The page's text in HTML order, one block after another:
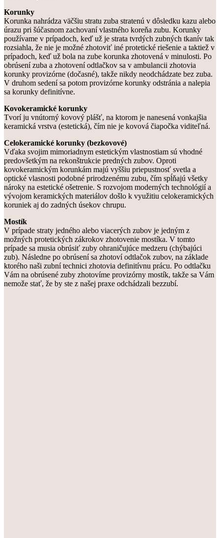
Korunky
Korunka nahrádza väčšiu stratu zuba stratenú v dôsledku kazu alebo
úrazu pri šúčasnom zachovaní vlastného koreňa zubu. Korunky
používame v prípadoch, keď už je strata tvrdých zubných tkanív tak
rozsiahla, že nie je možné zhotoviť iné protetické riešenie a taktiež v
prípadoch, keď už bola na zube korunka zhotovená v minulosti. Po
obrúsení zuba a zhotovení odtlačkov sa v ambulancii zhotovia
korunky provizórne (dočasné), takže nikdy neodchádzate bez zuba.
V druhom sedení sa potom provizórne korunky odstránia a nalepia
sa korunky definitívne.
Kovokeramické korunky
Tvorí ju vnútorný kovový plášť, na ktorom je nanesená vonkajšia
keramická vrstva (estetická), čím nie je kovová čiapočka viditeľná.
Celokeramické korunky (bezkovové)
Vďaka svojim mimoriadnym estetickým vlastnostiam sú vhodné
predovšetkým na rekonštrukcie predných zubov. Oproti
kovokeramickým korunkám majú vyššiu priepustnosť svetla a
optické vlasnosti podobné prirodzenému zubu, čím spĺňajú všetky
nároky na estetické ošetrenie. S rozvojom moderných technológií a
vývojom keramických materiálov došlo k využitiu celokeramických
koruniek aj do zadných úsekov chrupu.
Mostík
V prípade straty jedného alebo viacerých zubov je jedným z
možných protetických zákrokov zhotovenie mostíka. V tomto
prípade sa musia obrúsiť zuby ohraničujúce medzeru (chýbajúci
zub). Následne po obrúsení sa zhotoví odtlačok zubov, na základe
ktorého naši zubní technici zhotovia definitívnu prácu. Po odtlačku
Vám na obrúsené zuby zhotovíme provizórny mostík, takže sa Vám
nemože stať, že by ste z našej praxe odchádzali bezzubí.